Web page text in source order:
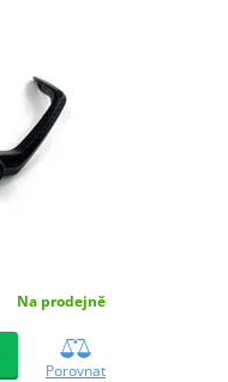
Na prodejně
Porovnat